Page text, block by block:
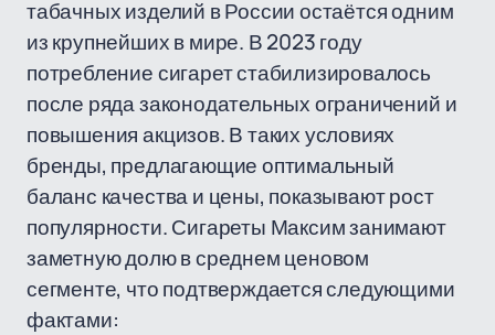
табачных изделий в России остаётся одним
из крупнейших в мире. В 2023 году
потребление сигарет стабилизировалось
после ряда законодательных ограничений и
повышения акцизов. В таких условиях
бренды, предлагающие оптимальный
баланс качества и цены, показывают рост
популярности. Сигареты Максим занимают
заметную долю в среднем ценовом
сегменте, что подтверждается следующими
фактами: